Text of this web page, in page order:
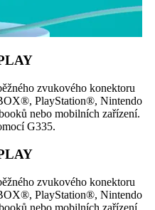
zvukového konektoru
PlayStation®, Nintendo
nebo mobilních zařízení.
G335.
zvukového konektoru
PlayStation®, Nintendo
nebo mobilních zařízení.